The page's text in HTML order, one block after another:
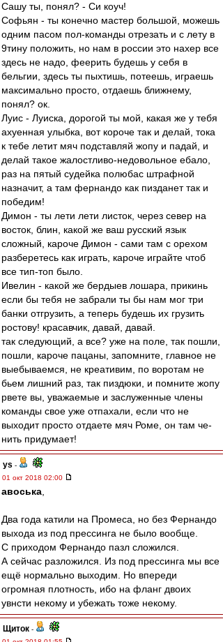
Сашу ты, понял? - Си коуч!
Софьян - ты конечно мастер большой, можешь
одним пасом пол-команды отрезать и с лету в
9тину положить, но нам в россии это нахер все
здесь не надо, феерить будешь у себя в
бельгии, здесь ты пыхтишь, потеешь, играешь
максимально просто, отдаешь ближнему,
понял? ок.
Луис - Луиска, дорогой ты мой, какая же у тебя
ахуенная улыбка, вот короче так и делай, тока
к тебе летит мяч подставляй жопу и падай, и
делай такое жалостливо-недовольное ебало,
раз на пятый судейка полюбас штрафной
назначит, а там фернандо как пизданет так и
победим!
Димон - ты лети лети листок, через север на
восток, блин, какой же ваш русский язык
сложный, кароче Димон - сами там с орехом
разберетесь как играть, кароче играйте чтоб
все тип-топ было.
Ивелин - какой же бердыев лошара, прикинь
если бы тебя не забрали ты бы нам мог три
банки отгрузить, а теперь будешь их грузить
ростову! красавчик, давай, давай.
так следующий, а все? уже на поле, так пошли,
пошли, кароче пацаны, запомните, главное не
выебываемся, не креативим, по воротам не
бьем лишний раз, так пиздюки, и помните жопу
рвете вы, уважаемые и заслуженные члены
команды свое уже отпахали, если что не
выходит просто отдаете мяч Роме, он там че-
нить придумает!
ys -
01 окт 2018 02:00
авоська
Два года катили на Промеса, но без Фернандо
выхода из под прессинга не было вообще.
С приходом Фернандо пазл сложился.
А сейчас разложился. Из под прессинга мы все
ещё нормально выходим. Но впереди
огромная плотность, ибо на фланг двоих
увнсти некому и убежать тоже некому.
Щиток -